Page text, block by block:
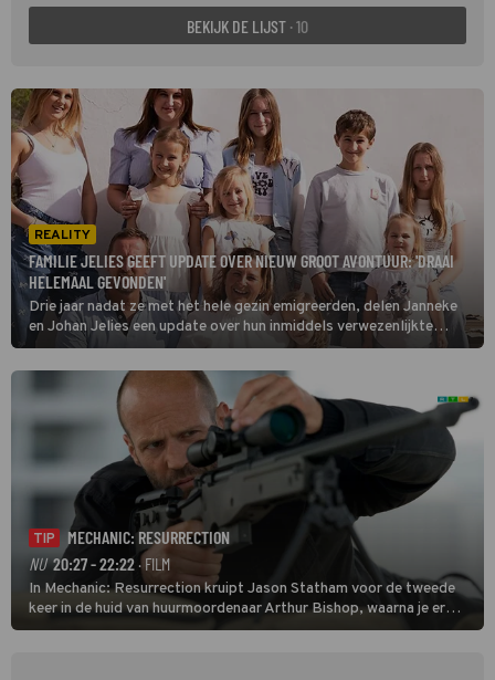
BEKIJK DE LIJST · 10
REALITY
FAMILIE JELIES GEEFT UPDATE OVER NIEUW GROOT AVONTUUR: 'DRAAI
HELEMAAL GEVONDEN'
Drie jaar nadat ze met het hele gezin emigreerden, delen Janneke
en Johan Jelies een update over hun inmiddels verwezenlijkte
droom: een eigen zaak in Spanje. Hoe vergaat dit nieuwe avontuur
ze?
TIP
MECHANIC: RESURRECTION
NU 20:27 - 22:22· FILM
In Mechanic: Resurrection kruipt Jason Statham voor de tweede
keer in de huid van huurmoordenaar Arthur Bishop, waarna je er
donder op kunt zeggen dat er van Bishops geplande pensioen niet